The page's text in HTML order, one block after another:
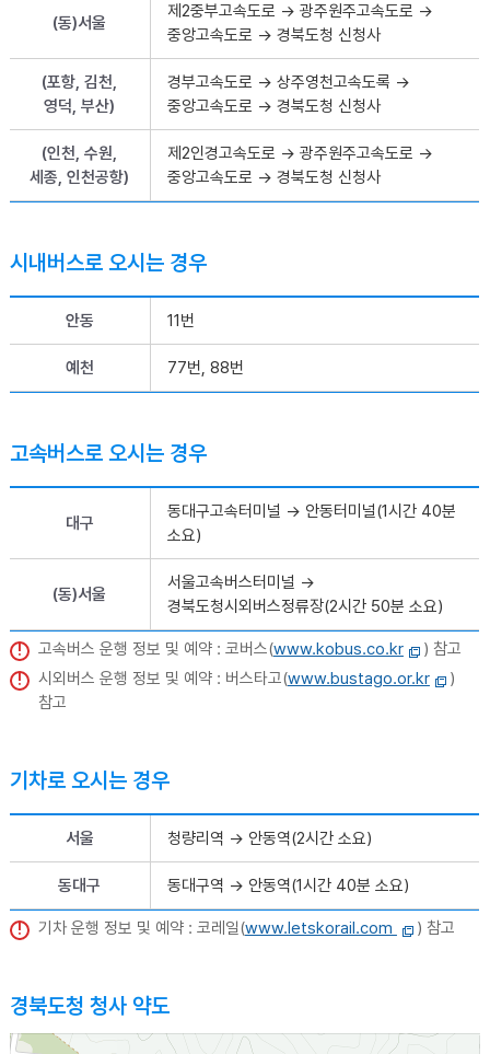
(동)서울
제2중부고속도로 → 광주원주고속도로 →
중앙고속도로 → 경북도청 신청사
(포항, 김천,
영덕, 부산)
경부고속도로 → 상주영천고속도록 →
중앙고속도로 → 경북도청 신청사
(인천, 수원,
세종, 인천공항)
제2인경고속도로 → 광주원주고속도로 →
중앙고속도로 → 경북도청 신청사
시내버스로 오시는 경우
안동 11번
예천 77번, 88번
고속버스로 오시는 경우
대구
동대구고속터미널 → 안동터미널(1시간 40분
소요)
(동)서울
서울고속버스터미널 →
경북도청시외버스정류장(2시간 50분 소요)
고속버스 운행 정보 및 예약 : 코버스(www.kobus.co.kr
) 참고
시외버스 운행 정보 및 예약 : 버스타고(www.bustago.or.kr
)
참고
기차로 오시는 경우
서울 청량리역 → 안동역(2시간 소요)
동대구 동대구역 → 안동역(1시간 40분 소요)
기차 운행 정보 및 예약 : 코레일(www.letskorail.com ) 참고
경북도청 청사 약도